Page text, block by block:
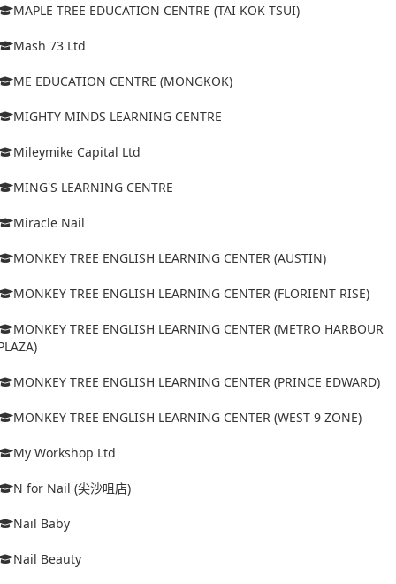
MAPLE TREE EDUCATION CENTRE (TAI KOK TSUI)
Mash 73 Ltd
ME EDUCATION CENTRE (MONGKOK)
MIGHTY MINDS LEARNING CENTRE
Mileymike Capital Ltd
MING'S LEARNING CENTRE
Miracle Nail
MONKEY TREE ENGLISH LEARNING CENTER (AUSTIN)
MONKEY TREE ENGLISH LEARNING CENTER (FLORIENT RISE)
MONKEY TREE ENGLISH LEARNING CENTER (METRO HARBOUR
MONKEY TREE ENGLISH LEARNING CENTER (PRINCE EDWARD)
MONKEY TREE ENGLISH LEARNING CENTER (WEST 9 ZONE)
My Workshop Ltd
N for Nail (尖沙咀店)
Nail Baby
Nail Beauty